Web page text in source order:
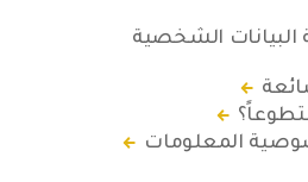
البيانات الشخصية
المعلومات